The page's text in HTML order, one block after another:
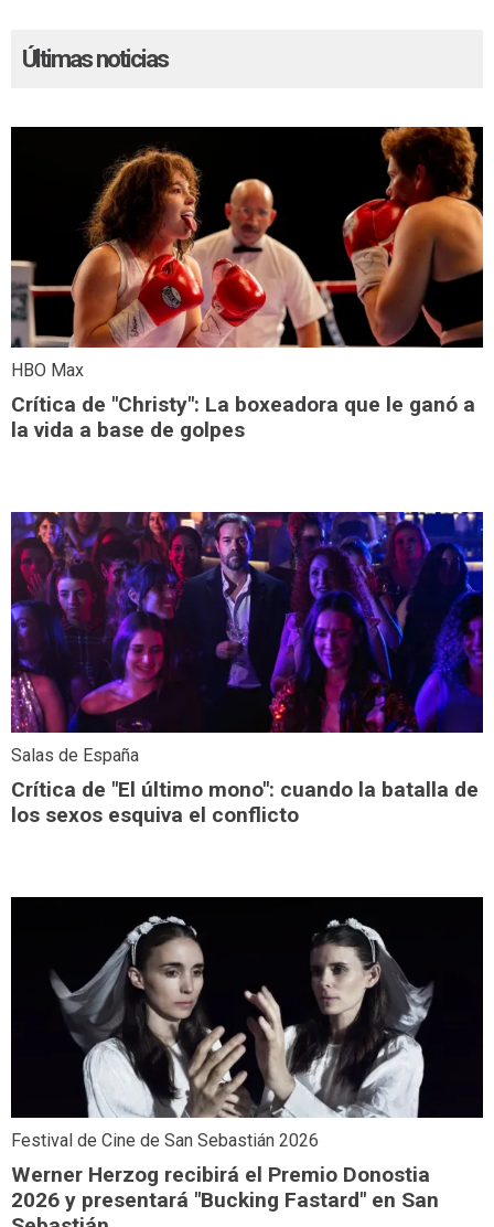
Últimas noticias
HBO Max
Crítica de "Christy": La boxeadora que le ganó a
la vida a base de golpes
Salas de España
Crítica de "El último mono": cuando la batalla de
los sexos esquiva el conflicto
Festival de Cine de San Sebastián 2026
Werner Herzog recibirá el Premio Donostia
2026 y presentará "Bucking Fastard" en San